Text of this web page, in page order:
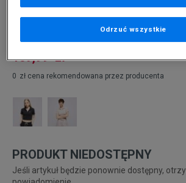
Produkt pochodzi z końcówek aktualnych
sezonów lub z ekspozycji.Szczegóły.
0 zł cena rekomendowana przez producenta
109,99 zł
PRODUKT NIEDOSTĘPNY
Jeśli artykuł będzie ponownie dostępny,
Odrzuć wszystkie